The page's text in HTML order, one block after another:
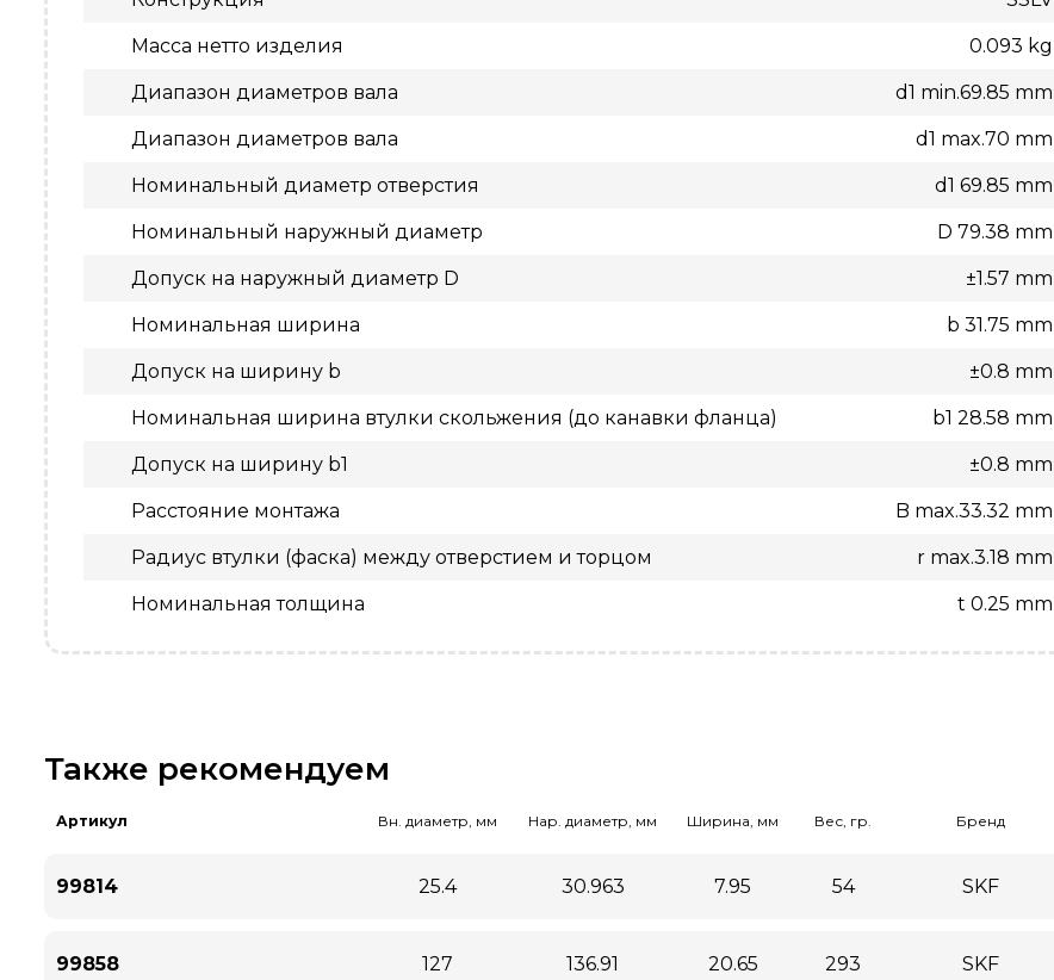
Масса нетто изделия 0.093 kg
Диапазон диаметров вала d1 min.69.85 mm
Диапазон диаметров вала d1 max.70 mm
Номинальный диаметр отверстия d1 69.85 mm
Номинальный наружный диаметр D 79.38 mm
Допуск на наружный диаметр D ±1.57 mm
Номинальная ширина b 31.75 mm
Допуск на ширину b ±0.8 mm
Номинальная ширина втулки скольжения (до канавки фланца) b1 28.58 mm
Допуск на ширину b1 ±0.8 mm
Расстояние монтажа B max.33.32 mm
Радиус втулки (фаска) между отверстием и торцом r max.3.18 mm
Номинальная толщина t 0.25 mm
Также рекомендуем
Артикул Вн. диаметр, мм Нар. диаметр, мм Ширина, мм Вес, гр. Бренд
99814 25.4 30.963 7.95 54 SKF
99858 127 136.91 20.65 293 SKF